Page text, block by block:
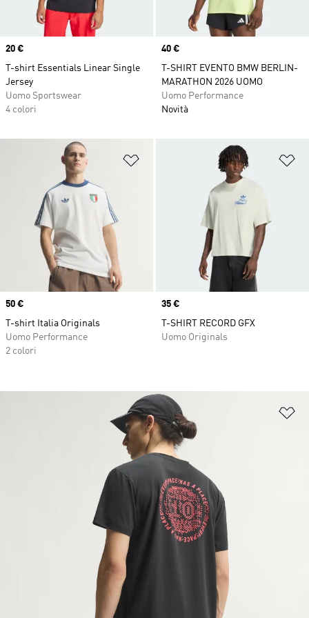
Price
20 €
T-shirt Essentials Linear Single
Jersey
Uomo Sportswear
4 colori
Price
40 €
T-SHIRT EVENTO BMW BERLIN-
MARATHON 2026 UOMO
Uomo Performance
Novità
Aggiungi alla lista dei desideri
Price
50 €
T-shirt Italia Originals
Uomo Performance
2 colori
Price
35 €
T-SHIRT RECORD GFX
Uomo Originals